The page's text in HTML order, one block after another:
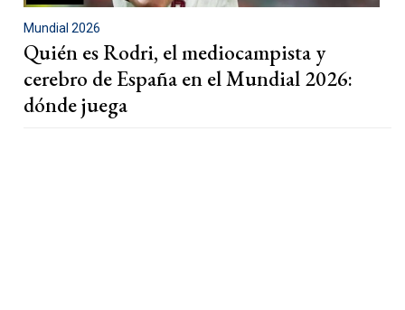
Mundial 2026
Quién es Rodri, el mediocampista y
cerebro de España en el Mundial 2026:
dónde juega